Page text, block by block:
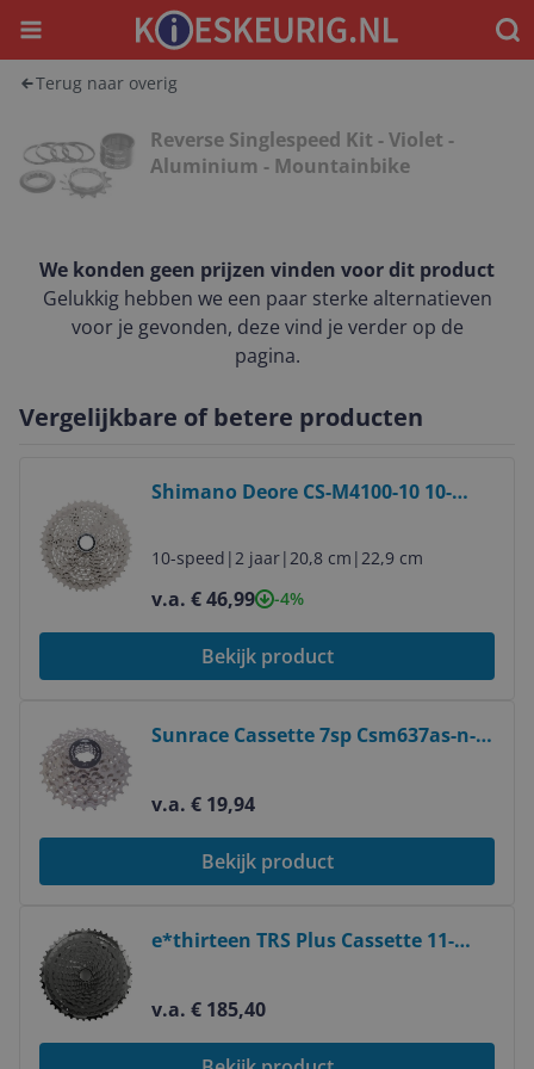
Menu
Terug naar overig
Reverse Singlespeed Kit - Violet -
Aluminium - Mountainbike
We konden geen prijzen vinden voor dit product
Gelukkig hebben we een paar sterke alternatieven
voor je gevonden, deze vind je verder op de
pagina.
Vergelijkbare of betere producten
Shimano Deore CS-M4100-10 10-
Mountainbike - Aluminium - 669 g
10-speed |2 jaar|20,8 cm |22,9 cm
v.a. € 46,99 -4%
Bekijk product
Sunrace Cassette 7sp Csm637as-n-
v.a. € 19,94
Bekijk product
e*thirteen TRS Plus Cassette 11-
v.a. € 185,40